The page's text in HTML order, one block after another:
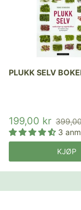
PLUKK SELV
199,00 kr
3
KJØP